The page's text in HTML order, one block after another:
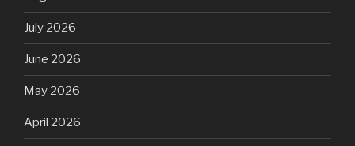
July 2026
June 2026
May 2026
April 2026